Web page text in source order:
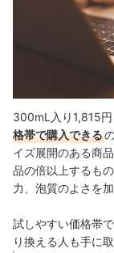
300mL入り1,815
格帯で購入できる
イズ展開のある商
品の倍以上するも
力、泡質のよさを
試しやすい価格帯
り換える人も手に